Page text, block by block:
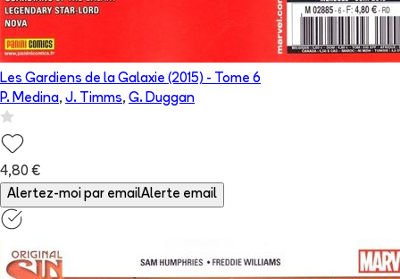
Les Gardiens de la Galaxie (2015) - Tome 6
P. Medina, J. Timms, G. Duggan
4,80 €
Alertez-moi par emailAlerte email